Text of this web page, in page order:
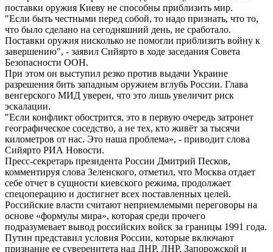
поставки оружия Киеву не способны приблизить мир.
"Если быть честными перед собой, то надо признать, что то,
что было сделано на сегодняшний день, не сработало.
Поставки оружия нисколько не помогли приблизить войну к
завершению", - заявил Сийярто в ходе заседания Совета
Безопасности ООН.
При этом он выступил резко против выдачи Украине
разрешения бить западным оружием вглубь России. Глава
венгерского МИД уверен, что это лишь увеличит риск
эскалации.
"Если конфликт обострится, это в первую очередь затронет
географическое соседство, а не тех, кто живёт за тысячи
километров от нас. Это наша проблема», - приводит слова
Сийярто РИА Новости.
Пресс-секретарь президента России Дмитрий Песков,
комментируя слова Зеленского, отметил, что Москва отдает
себе отчет в сущности киевского режима, продолжает
спецоперацию и достигнет всех поставленных целей.
Российские власти считают неприемлемыми переговоры на
основе «формулы мира», которая среди прочего
подразумевает вывод российских войск за границы 1991 года.
Путин представил условия России, которые включают
признание ее суверенитета над ДНР, ЛНР, Запорожской и